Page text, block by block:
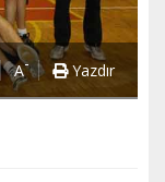
A- Yazdır